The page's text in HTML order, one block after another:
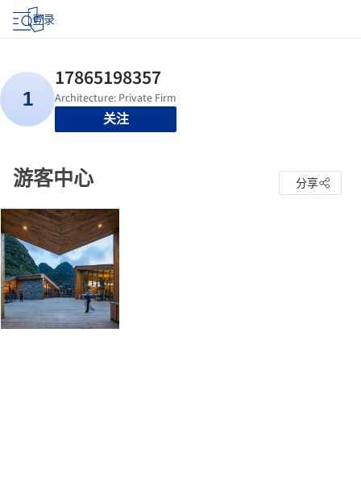
登录
关注
游客中心 分享